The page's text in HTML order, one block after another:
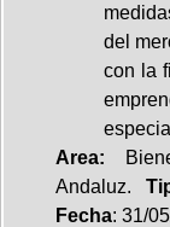
del
con la
Area:
Andaluz.
Fecha: 31/